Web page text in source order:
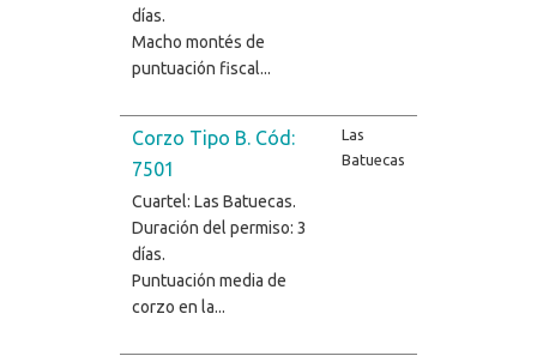
días.
Macho montés de
puntuación fiscal...
Corzo Tipo B. Cód:
7501
Cuartel: Las Batuecas.
Duración del permiso: 3
días.
Puntuación media de
corzo en la...
Las
Batuecas